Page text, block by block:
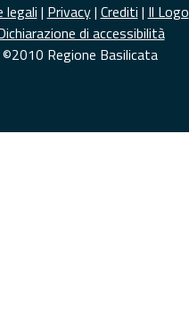
legali | Privacy| Crediti | Il Logo
di accessibilità
©2010 Regione Basilicata